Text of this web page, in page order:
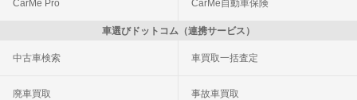
CarMe Pro CarMe自動車保険
車選びドットコム（連携サービス）
中古車検索 車買取一括査定
廃車買取 事故車買取